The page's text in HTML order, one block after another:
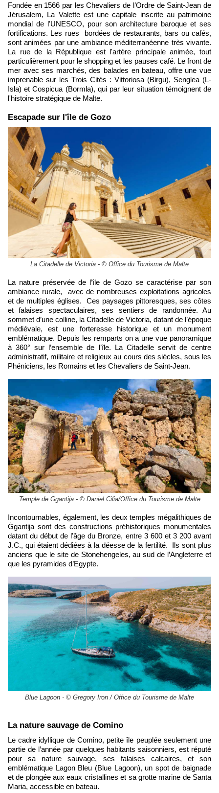
Fondée en 1566 par les Chevaliers de l’Ordre de Saint-Jean de
Jérusalem, La Valette est une capitale inscrite au patrimoine
mondial de l’UNESCO, pour son architecture baroque et ses
fortifications. Les rues bordées de restaurants, bars ou cafés,
sont animées par une ambiance méditerranéenne très vivante.
La rue de la République est l'artère principale animée, tout
particulièrement pour le shopping et les pauses café. Le front de
mer avec ses marchés, des balades en bateau, offre une vue
imprenable sur les Trois Cités : Vittoriosa (Birgu), Senglea (L-
Isla) et Cospicua (Bormla), qui par leur situation témoignent de
l'histoire stratégique de Malte.
Escapade sur l'île de Gozo
La Citadelle de Victoria - © Office du Tourisme de Malte
La nature préservée de l’île de Gozo se caractérise par son
ambiance rurale, avec de nombreuses exploitations agricoles
et de multiples églises. Ces paysages pittoresques, ses côtes
et falaises spectaculaires, ses sentiers de randonnée. Au
sommet d’une colline, la Citadelle de Victoria, datant de l’époque
médiévale, est une forteresse historique et un monument
emblématique. Depuis les remparts on a une vue panoramique
à 360° sur l’ensemble de l’île. La Citadelle servit de centre
administratif, militaire et religieux au cours des siècles, sous les
Phéniciens, les Romains et les Chevaliers de Saint-Jean.
Temple de Ggantija - © Daniel Cilia/Office du Tourisme de Malte
Ġgantija sont des constructions préhistoriques monumentales
datant du début de l’âge du Bronze, entre 3 600 et 3 200 avant
J.C., qui étaient dédiées à la déesse de la fertilité. Ils sont plus
anciens que le site de Stonehengeles, au sud de l’Angleterre et
que les pyramides d’Egypte.
Blue Lagoon - © Gregory Iron / Office du Tourisme de Malte
La nature sauvage de Comino
Le cadre idyllique de Comino, petite île peuplée seulement une
partie de l’année par quelques habitants saisonniers, est réputé
pour sa nature sauvage, ses falaises calcaires, et son
emblématique Lagon Bleu (Blue Lagoon), un spot de baignade
et de plongée aux eaux cristallines et sa grotte marine de Santa
Maria, accessible en bateau.